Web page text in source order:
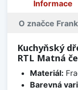
Informace
O značce
Kuchyňský
RTL Matná
Materiál:
Barevná